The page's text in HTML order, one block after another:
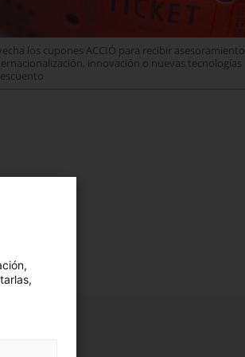
los cupones ACCIÓ para recibir asesoramiento
innovación o nuevas tecnologías